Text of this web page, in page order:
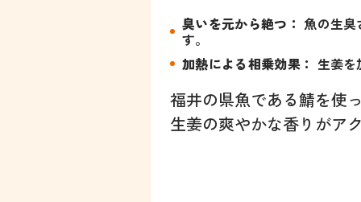
臭いを元から絶つ： 魚の生臭
す。
加熱による相乗効果： 生姜を
福井の県魚である鯖を使
生姜の爽やかな香りがア